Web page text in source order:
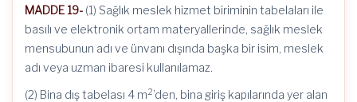
MADDE 19- (1) Sağlık meslek hizmet biriminin tabelaları ile
basılı ve elektronik ortam materyallerinde, sağlık meslek
mensubunun adı ve ünvanı dışında başka bir isim, meslek
adı veya uzman ibaresi kullanılamaz.
(2) Bina dış tabelası 4 m2’den, bina giriş kapılarında yer alan